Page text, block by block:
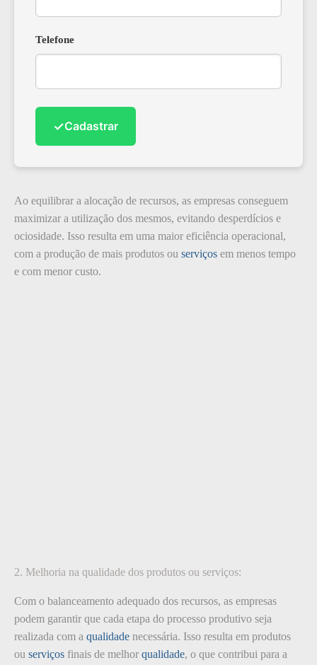
Telefone
✓Cadastrar
Ao equilibrar a alocação de recursos, as empresas conseguem
maximizar a utilização dos mesmos, evitando desperdícios e
ociosidade. Isso resulta em uma maior eficiência operacional,
com a produção de mais produtos ou serviços em menos tempo
e com menor custo.
2. Melhoria na qualidade dos produtos ou serviços:
Com o balanceamento adequado dos recursos, as empresas
podem garantir que cada etapa do processo produtivo seja
realizada com a qualidade necessária. Isso resulta em produtos
ou serviços finais de melhor qualidade, o que contribui para a